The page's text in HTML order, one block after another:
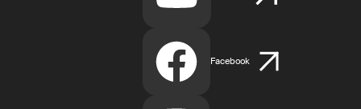
Facebook